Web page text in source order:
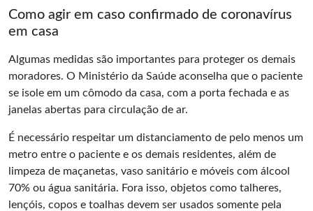
Como agir em caso confirmado de coronavírus
em casa
Algumas medidas são importantes para proteger os demais
moradores. O Ministério da Saúde aconselha que o paciente
se isole em um cômodo da casa, com a porta fechada e as
janelas abertas para circulação de ar.
É necessário respeitar um distanciamento de pelo menos um
metro entre o paciente e os demais residentes, além de
limpeza de maçanetas, vaso sanitário e móveis com álcool
70% ou água sanitária. Fora isso, objetos como talheres,
lençóis, copos e toalhas devem ser usados somente pela